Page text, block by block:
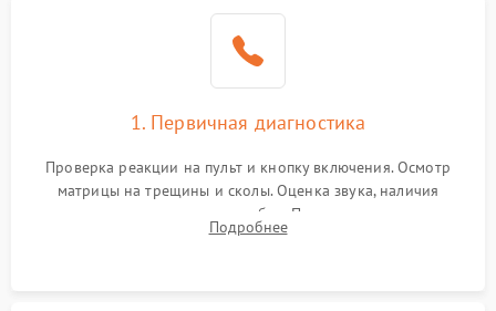
1. Первичная диагностика
Проверка реакции на пульт и кнопку включения. Осмотр
матрицы на трещины и сколы. Оценка звука, наличия
подсветки и индикаторов ошибок. Подключение тестовых
источников сигнала для выявления симптомов поломки.
Подробнее